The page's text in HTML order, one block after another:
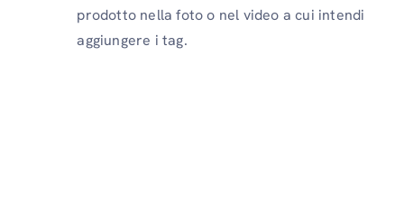
prodotto nella foto o nel video a cui intendi
aggiungere i tag.